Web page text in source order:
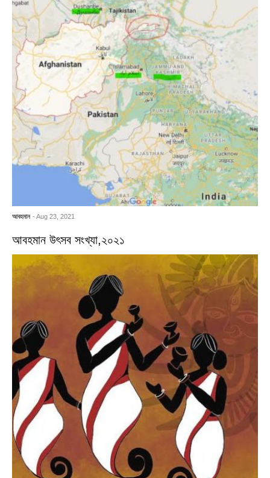
আবহমান - Aug 23, 2021
আবহমান উৎসব সংখ্যা,২০২১